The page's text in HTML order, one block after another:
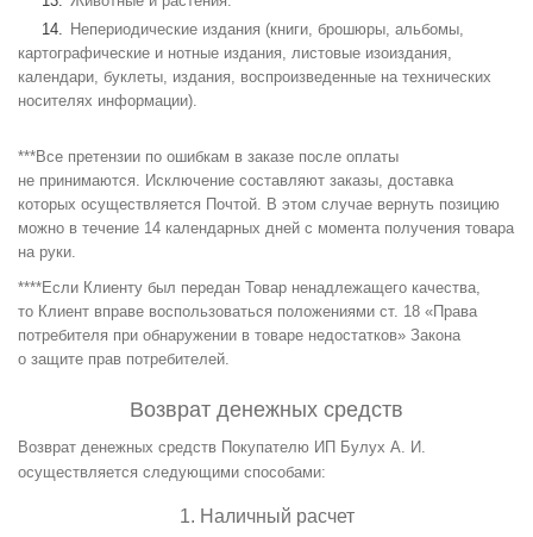
Непериодические издания (книги, брошюры, альбомы,
картографические и нотные издания, листовые изоиздания,
календари, буклеты, издания, воспроизведенные на технических
носителях информации).
***Все претензии по ошибкам в заказе после оплаты
не принимаются. Исключение составляют заказы, доставка
которых осуществляется Почтой. В этом случае вернуть позицию
можно в течение 14 календарных дней с момента получения товара
на руки.
****Если Клиенту был передан Товар ненадлежащего качества,
то Клиент вправе воспользоваться положениями ст. 18 «Права
потребителя при обнаружении в товаре недостатков» Закона
о защите прав потребителей.
Возврат денежных средств
Возврат денежных средств Покупателю ИП Булух А. И.
осуществляется следующими способами:
1. Наличный расчет